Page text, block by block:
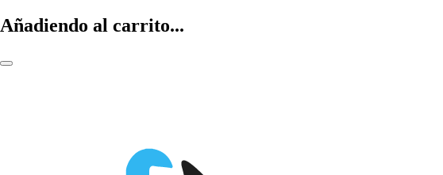
Añadiendo al carrito...